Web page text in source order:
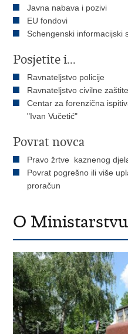
Javna nabava i pozivi
EU fondovi
Schengenski informacijski
Posjetite i...
Ravnateljstvo policije
Ravnateljstvo civilne zaštite
Centar za forenzična
"Ivan Vučetić"
Povrat novca
Pravo žrtve kaznenog
Povrat pogrešno ili više
proračun
O Ministarstvu